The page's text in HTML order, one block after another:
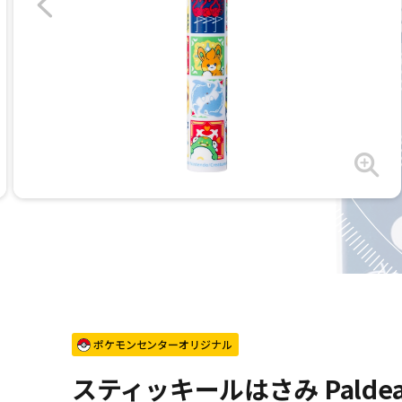
ポケモンセンターオリジナル
スティッキールはさみ